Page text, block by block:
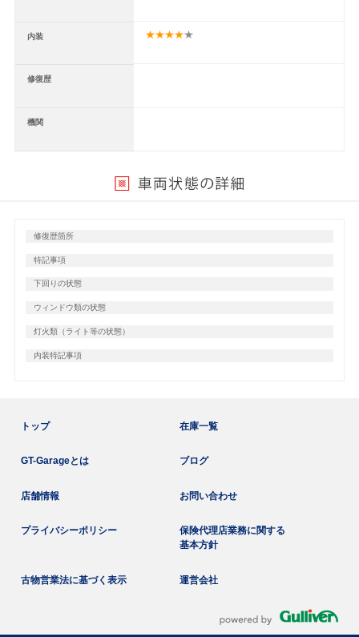
内装
修復歴
機関
修復歴箇所
特記事項
下回りの状態
ウィンドウ類の状態
灯火類（ライト等の状態）
内装特記事項
トップ 在庫一覧
GT-Garageとは ブログ
店舗情報 お問い合わせ
プライバシーポリシー
保険代理店業務に関する
基本方針
古物営業法に基づく表示 運営会社